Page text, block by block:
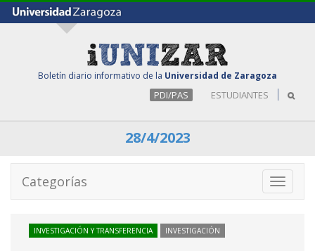
Boletín diario informativo de la Universidad de Zaragoza
PDI/PAS ESTUDIANTES
28/4/2023
Toggle
Categorías
INVESTIGACIÓN Y TRANSFERENCIA INVESTIGACIÓN